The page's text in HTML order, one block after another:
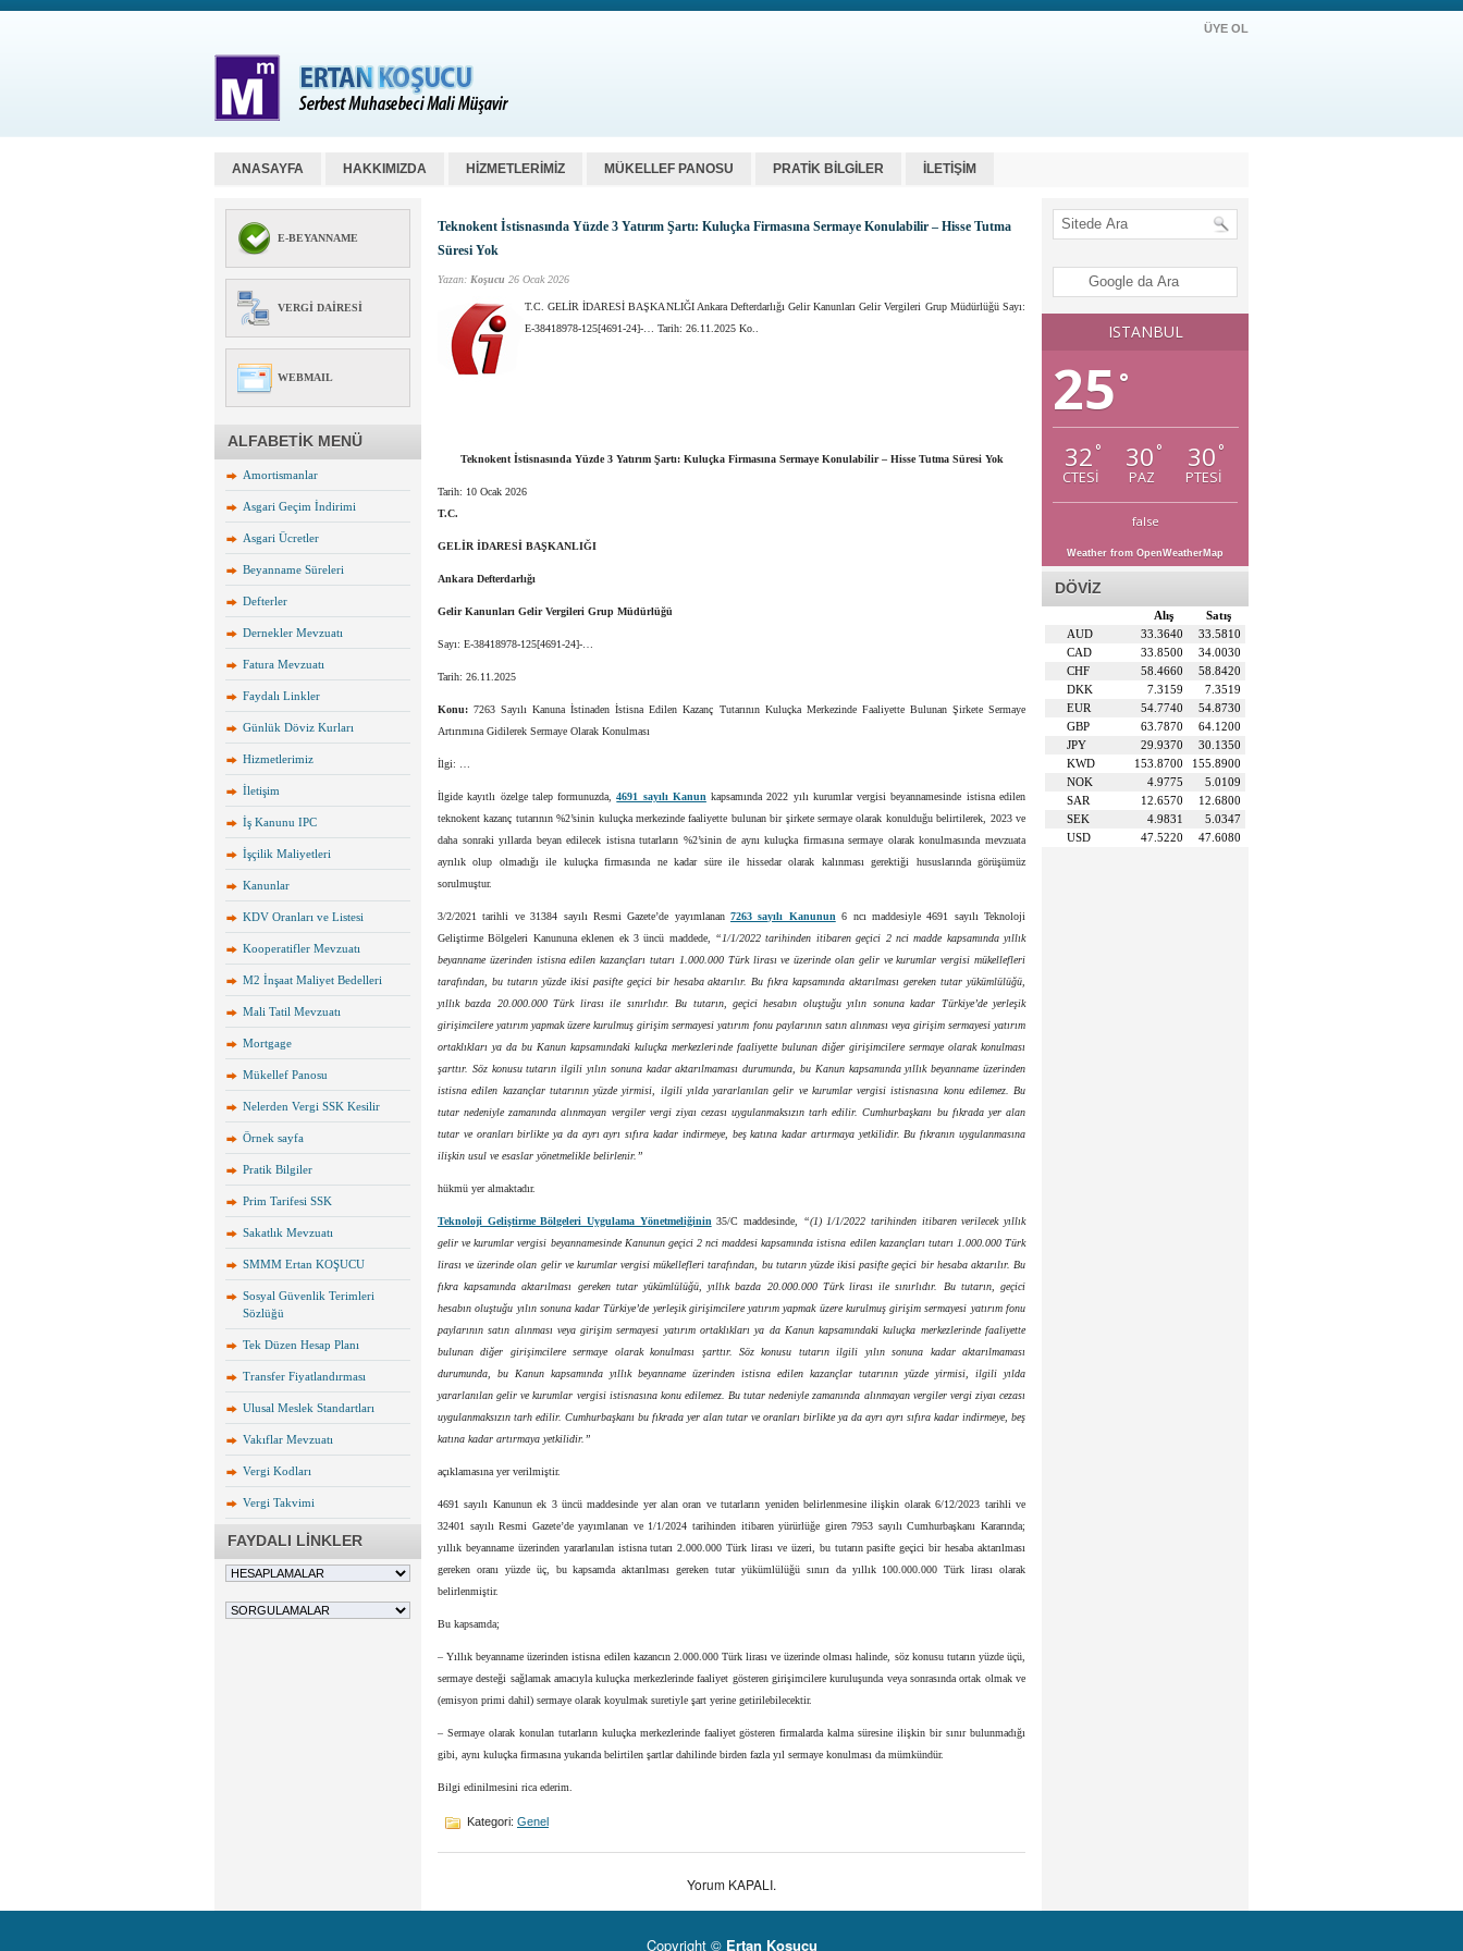
ÜYE OL
ANASAYFA HAKKIMIZDA HİZMETLERİMİZ MÜKELLEF PANOSU PRATİK BİLGİLER İLETİŞİM
E-BEYANNAME
VERGI DAIRESI
WEBMAIL
ALFABETİK MENÜ
Amortismanlar
Asgari Geçim İndirimi
Asgari Ücretler
Beyanname Süreleri
Defterler
Dernekler Mevzuatı
Fatura Mevzuatı
Faydalı Linkler
Günlük Döviz Kurları
Hizmetlerimiz
İletişim
İş Kanunu IPC
İşçilik Maliyetleri
Kanunlar
KDV Oranları ve Listesi
Kooperatifler Mevzuatı
M2 İnşaat Maliyet Bedelleri
Mali Tatil Mevzuatı
Mortgage
Mükellef Panosu
Nelerden Vergi SSK Kesilir
Örnek sayfa
Pratik Bilgiler
Prim Tarifesi SSK
Sakatlık Mevzuatı
SMMM Ertan KOŞUCU
Sosyal Güvenlik Terimleri
Sözlüğü
Tek Düzen Hesap Planı
Transfer Fiyatlandırması
Ulusal Meslek Standartları
Vakıflar Mevzuatı
Vergi Kodları
Vergi Takvimi
FAYDALI LİNKLER
Teknokent İstisnasında Yüzde 3 Yatırım Şartı: Kuluçka Firmasına Sermaye Konulabilir – Hisse Tutma
Süresi Yok
Yazan: Koşucu 26 Ocak 2026
T.C. GELİR İDARESİ BAŞKANLIĞI Ankara Defterdarlığı Gelir Kanunları Gelir Vergileri Grup Müdürlüğü Sayı:
E-38418978-125[4691-24]-… Tarih: 26.11.2025 Ko..
Teknokent İstisnasında Yüzde 3 Yatırım Şartı: Kuluçka Firmasına Sermaye Konulabilir – Hisse Tutma Süresi Yok
Tarih: 10 Ocak 2026
T.C.
GELİR İDARESİ BAŞKANLIĞI
Ankara Defterdarlığı
Gelir Kanunları Gelir Vergileri Grup Müdürlüğü
Sayı: E-38418978-125[4691-24]-…
Tarih: 26.11.2025
Konu: 7263 Sayılı Kanuna İstinaden İstisna Edilen Kazanç Tutarının Kuluçka Merkezinde Faaliyette Bulunan Şirkete Sermaye
Artırımına Gidilerek Sermaye Olarak Konulması
İlgi: …
İlgide kayıtlı özelge talep formunuzda,4691 sayılı Kanun kapsamında 2022 yılı kurumlar vergisi beyannamesinde istisna edilen
teknokent kazanç tutarının %2’sinin kuluçka merkezinde faaliyette bulunan bir şirkete sermaye olarak konulduğu belirtilerek, 2023 ve
daha sonraki yıllarda beyan edilecek istisna tutarların %2’sinin de aynı kuluçka firmasına sermaye olarak konulmasında mevzuata
ayrılık olup olmadığı ile kuluçka firmasında ne kadar süre ile hissedar olarak kalınması gerektiği hususlarında görüşümüz
sorulmuştur.
3/2/2021 tarihli ve 31384 sayılı Resmi Gazete’de yayımlanan 7263 sayılı Kanunun 6 ncı maddesiyle 4691 sayılı Teknoloji
Geliştirme Bölgeleri Kanununa eklenen ek 3 üncü maddede, “1/1/2022 tarihinden itibaren geçici 2 nci madde kapsamında yıllık
beyanname üzerinden istisna edilen kazançları tutarı 1.000.000 Türk lirası ve üzerinde olan gelir ve kurumlar vergisi mükellefleri
tarafından, bu tutarın yüzde ikisi pasifte geçici bir hesaba aktarılır. Bu fıkra kapsamında aktarılması gereken tutar yükümlülüğü,
yıllık bazda 20.000.000 Türk lirası ile sınırlıdır. Bu tutarın, geçici hesabın oluştuğu yılın sonuna kadar Türkiye’de yerleşik
girişimcilere yatırım yapmak üzere kurulmuş girişim sermayesi yatırım fonu paylarının satın alınması veya girişim sermayesi yatırım
ortaklıkları ya da bu Kanun kapsamındaki kuluçka merkezlerinde faaliyette bulunan diğer girişimcilere sermaye olarak konulması
şarttır. Söz konusu tutarın ilgili yılın sonuna kadar aktarılmaması durumunda, bu Kanun kapsamında yıllık beyanname üzerinden
istisna edilen kazançlar tutarının yüzde yirmisi, ilgili yılda yararlanılan gelir ve kurumlar vergisi istisnasına konu edilemez. Bu
tutar nedeniyle zamanında alınmayan vergiler vergi ziyaı cezası uygulanmaksızın tarh edilir. Cumhurbaşkanı bu fıkrada yer alan
tutar ve oranları birlikte ya da ayrı ayrı sıfıra kadar indirmeye, beş katına kadar artırmaya yetkilidir. Bu fıkranın uygulanmasına
ilişkin usul ve esaslar yönetmelikle belirlenir.”
hükmü yer almaktadır.
Teknoloji Geliştirme Bölgeleri Uygulama Yönetmeliğinin 35/C maddesinde,
“(1) 1/1/2022 tarihinden itibaren verilecek yıllık
gelir ve kurumlar vergisi beyannamesinde Kanunun geçici 2 nci maddesi kapsamında istisna edilen kazançları tutarı 1.000.000 Türk
lirası ve üzerinde olan gelir ve kurumlar vergisi mükellefleri tarafından, bu tutarın yüzde ikisi pasifte geçici bir hesaba aktarılır. Bu
fıkra kapsamında aktarılması gereken tutar yükümlülüğü, yıllık bazda 20.000.000 Türk lirası ile sınırlıdır. Bu tutarın, geçici
hesabın oluştuğu yılın sonuna kadar Türkiye’de yerleşik girişimcilere yatırım yapmak üzere kurulmuş girişim sermayesi yatırım fonu
paylarının satın alınması veya girişim sermayesi yatırım ortaklıkları ya da Kanun kapsamındaki kuluçka merkezlerinde faaliyette
bulunan diğer girişimcilere sermaye olarak konulması şarttır. Söz konusu tutarın ilgili yılın sonuna kadar aktarılmaması
durumunda, bu Kanun kapsamında yıllık beyanname üzerinden istisna edilen kazançlar tutarının yüzde yirmisi, ilgili yılda
yararlanılan gelir ve kurumlar vergisi istisnasına konu edilemez. Bu tutar nedeniyle zamanında alınmayan vergiler vergi ziyaı cezası
uygulanmaksızın tarh edilir. Cumhurbaşkanı bu fıkrada yer alan tutar ve oranları birlikte ya da ayrı ayrı sıfıra kadar indirmeye, beş
katına kadar artırmaya yetkilidir.”
açıklamasına yer verilmiştir.
4691 sayılı Kanunun ek 3 üncü maddesinde yer alan oran ve tutarların yeniden belirlenmesine ilişkin olarak 6/12/2023 tarihli ve
32401 sayılı Resmi Gazete’de yayımlanan ve 1/1/2024 tarihinden itibaren yürürlüğe giren 7953 sayılı Cumhurbaşkanı Kararında;
yıllık beyanname üzerinden yararlanılan istisna tutarı 2.000.000 Türk lirası ve üzeri, bu tutarın pasifte geçici bir hesaba aktarılması
gereken oranı yüzde üç, bu kapsamda aktarılması gereken tutar yükümlülüğü sınırı da yıllık 100.000.000 Türk lirası olarak
belirlenmiştir.
Bu kapsamda;
– Yıllık beyanname üzerinden istisna edilen kazancın 2.000.000 Türk lirası ve üzerinde olması halinde, söz konusu tutarın yüzde üçü,
sermaye desteği sağlamak amacıyla kuluçka merkezlerinde faaliyet gösteren girişimcilere kuruluşunda veya sonrasında ortak olmak ve
(emisyon primi dahil) sermaye olarak koyulmak suretiyle şart yerine getirilebilecektir.
– Sermaye olarak konulan tutarların kuluçka merkezlerinde faaliyet gösteren firmalarda kalma süresine ilişkin bir sınır bulunmadığı
gibi, aynı kuluçka firmasına yukarıda belirtilen şartlar dahilinde birden fazla yıl sermaye konulması da mümkündür.
Bilgi edinilmesini rica ederim.
Kategori: Genel
Yorum KAPALI.
ISTANBUL
25 °
32 °
CTESI
30 °
PAZ
30 °
PTESI
false
Weather from OpenWeatherMap
DÖVİZ
Satış
Alış
AUD
33.5810
33.3640
CAD
34.0030
33.8500
CHF
58.8420
58.4660
DKK
7.3519
7.3159
EUR
54.8730
54.7740
GBP
64.1200
63.7870
JPY
30.1350
29.9370
KWD
155.8900
153.8700
NOK
5.0109
4.9775
SAR
12.6800
12.6570
SEK
5.0347
4.9831
USD
47.6080
47.5220
Copyright © Ertan Koşucu